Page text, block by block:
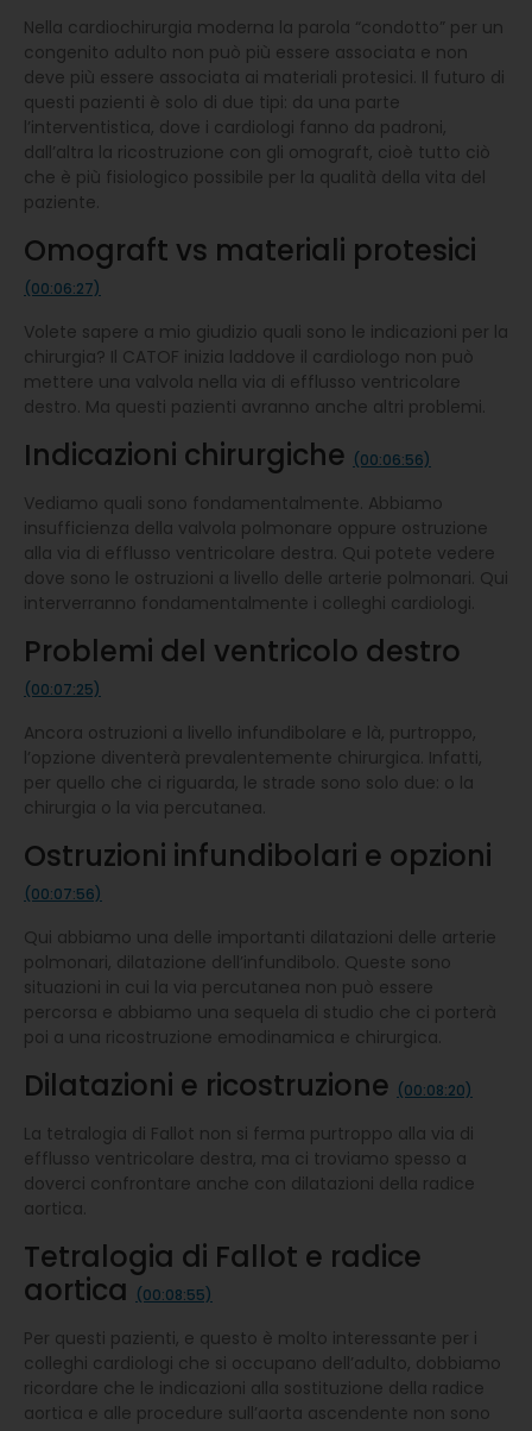
Nella cardiochirurgia moderna la parola “condotto” per un
congenito adulto non può più essere associata e non
deve più essere associata ai materiali protesici. Il futuro di
questi pazienti è solo di due tipi: da una parte
l’interventistica, dove i cardiologi fanno da padroni,
dall’altra la ricostruzione con gli omograft, cioè tutto ciò
che è più fisiologico possibile per la qualità della vita del
paziente.
Omograft vs materiali protesici
(00:06:27)
Volete sapere a mio giudizio quali sono le indicazioni per la
chirurgia? Il CATOF inizia laddove il cardiologo non può
mettere una valvola nella via di efflusso ventricolare
destro. Ma questi pazienti avranno anche altri problemi.
Indicazioni chirurgiche (00:06:56)
Vediamo quali sono fondamentalmente. Abbiamo
insufficienza della valvola polmonare oppure ostruzione
alla via di efflusso ventricolare destra. Qui potete vedere
dove sono le ostruzioni a livello delle arterie polmonari. Qui
interverranno fondamentalmente i colleghi cardiologi.
Problemi del ventricolo destro
(00:07:25)
Ancora ostruzioni a livello infundibolare e là, purtroppo,
l’opzione diventerà prevalentemente chirurgica. Infatti,
per quello che ci riguarda, le strade sono solo due: o la
chirurgia o la via percutanea.
Ostruzioni infundibolari e opzioni
(00:07:56)
Qui abbiamo una delle importanti dilatazioni delle arterie
polmonari, dilatazione dell’infundibolo. Queste sono
situazioni in cui la via percutanea non può essere
percorsa e abbiamo una sequela di studio che ci porterà
poi a una ricostruzione emodinamica e chirurgica.
Dilatazioni e ricostruzione (00:08:20)
La tetralogia di Fallot non si ferma purtroppo alla via di
efflusso ventricolare destra, ma ci troviamo spesso a
doverci confrontare anche con dilatazioni della radice
aortica.
Tetralogia di Fallot e radice
aortica (00:08:55)
Per questi pazienti, e questo è molto interessante per i
colleghi cardiologi che si occupano dell’adulto, dobbiamo
ricordare che le indicazioni alla sostituzione della radice
aortica e alle procedure sull’aorta ascendente non sono